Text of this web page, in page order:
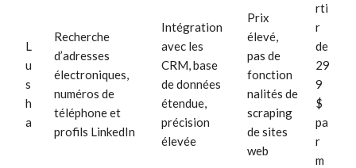
L
u
s
h
a
Recherche
d’adresses
électroniques,
numéros de
téléphone et
profils LinkedIn
Intégration
avec les
CRM, base
de données
étendue,
précision
élevée
Prix
élevé,
pas de
fonction
nalités de
scraping
de sites
web
rti
r
de
29
9
$
pa
r
m